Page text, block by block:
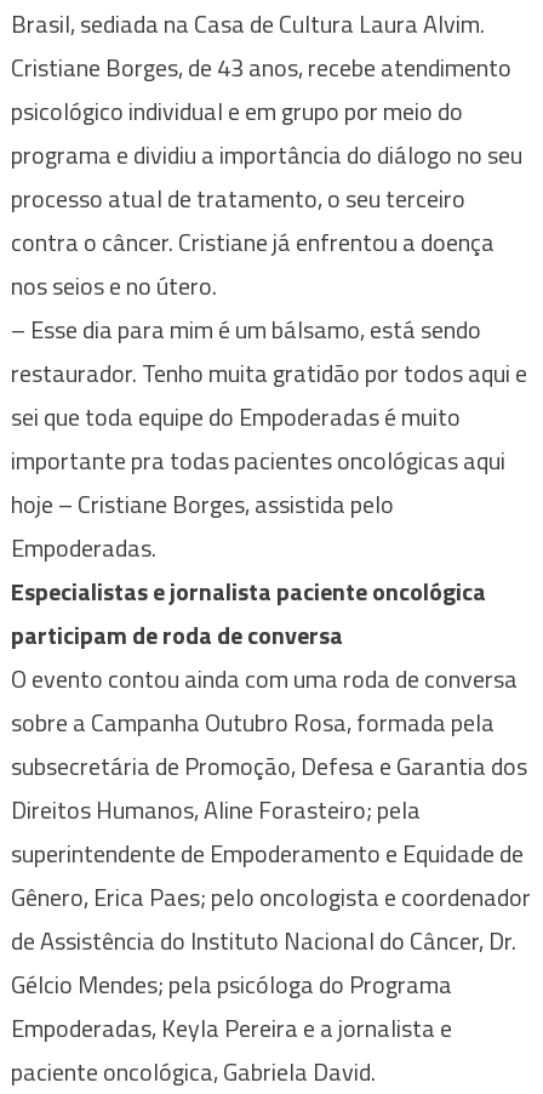
Brasil, sediada na Casa de Cultura Laura Alvim.
Cristiane Borges, de 43 anos, recebe atendimento
psicológico individual e em grupo por meio do
programa e dividiu a importância do diálogo no seu
processo atual de tratamento, o seu terceiro
contra o câncer. Cristiane já enfrentou a doença
nos seios e no útero.
– Esse dia para mim é um bálsamo, está sendo
restaurador. Tenho muita gratidão por todos aqui e
sei que toda equipe do Empoderadas é muito
importante pra todas pacientes oncológicas aqui
hoje – Cristiane Borges, assistida pelo
Empoderadas.
Especialistas e jornalista paciente oncológica
participam de roda de conversa
O evento contou ainda com uma roda de conversa
sobre a Campanha Outubro Rosa, formada pela
subsecretária de Promoção, Defesa e Garantia dos
Direitos Humanos, Aline Forasteiro; pela
superintendente de Empoderamento e Equidade de
Gênero, Erica Paes; pelo oncologista e coordenador
de Assistência do Instituto Nacional do Câncer, Dr.
Gélcio Mendes; pela psicóloga do Programa
Empoderadas, Keyla Pereira e a jornalista e
paciente oncológica, Gabriela David.